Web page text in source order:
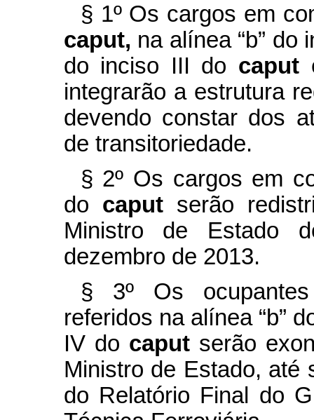
§ 1º Os cargos em
caput, na alínea “b” do
do inciso III do caput
integrarão a estrutura
devendo constar dos
de transitoriedade.
§ 2º Os cargos em
do caput serão
Ministro de Estado
dezembro de 2013.
§ 3º Os
referidos na alínea “b”
IV do caput serão
Ministro de Estado, até
do Relatório Final do